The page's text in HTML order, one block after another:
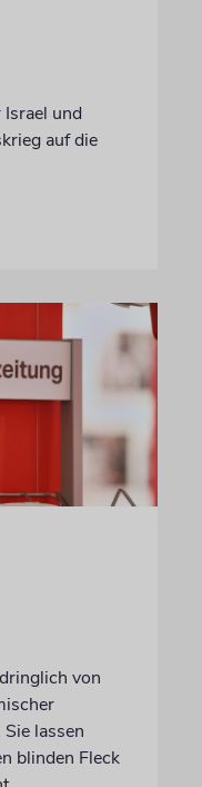
und
auf die
von
lassen
blinden Fleck